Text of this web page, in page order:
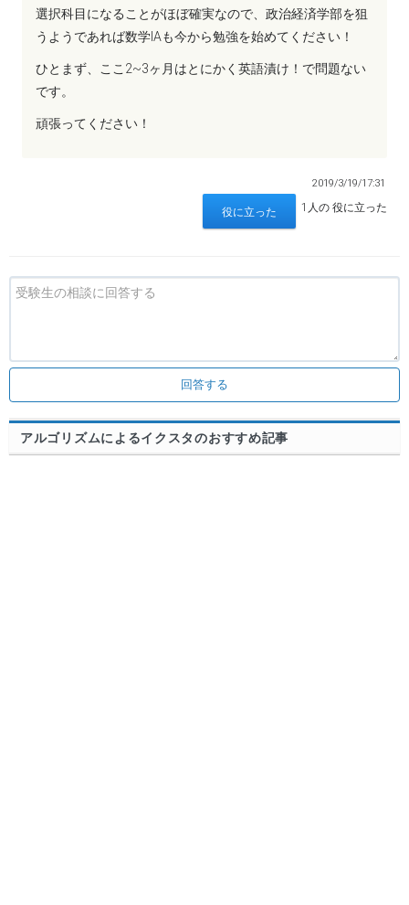
選択科目になることがほぼ確実なので、政治経済学部を狙
うようであれば数学IAも今から勉強を始めてください！
ひとまず、ここ2~3ヶ月はとにかく英語漬け！で問題ない
です。
頑張ってください！
2019/3/19/17:31
1人の 役に立った
回答する
アルゴリズムによるイクスタのおすすめ記事